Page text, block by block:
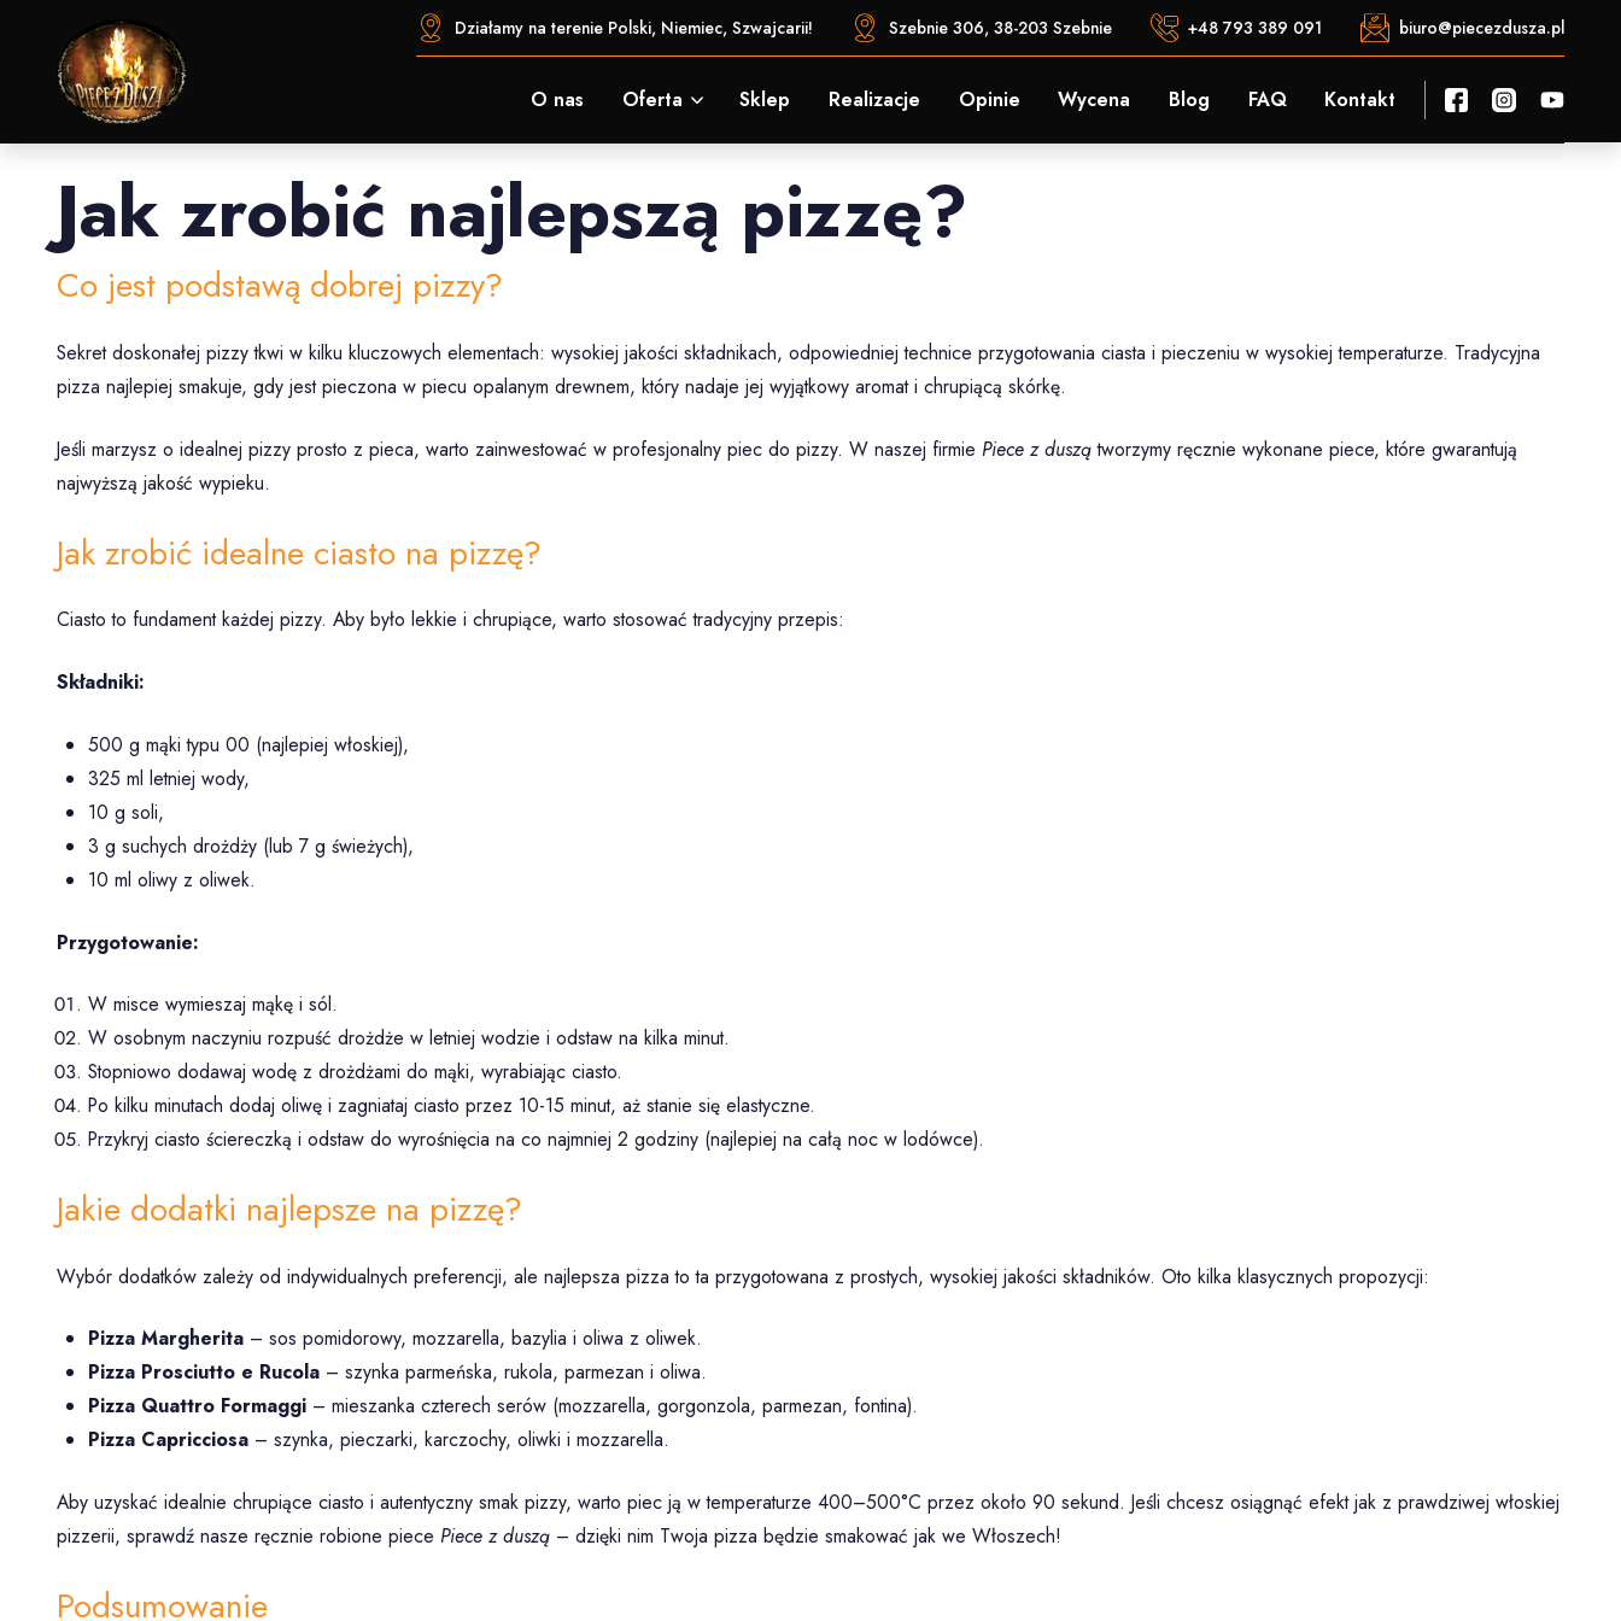
Działamy na terenie Polski, Niemiec, Szwajcarii! Szebnie 306, 38-203 Szebnie +48 793 389 091 biuro@piecezdusza.pl
O nas Oferta Sklep Realizacje Opinie Wycena Blog FAQ Kontakt
Jak zrobić najlepszą pizzę?
Co jest podstawą dobrej pizzy?
Sekret doskonałej pizzy tkwi w kilku kluczowych elementach: wysokiej jakości składnikach, odpowiedniej technice przygotowania ciasta i pieczeniu w wysokiej temperaturze. Tradycyjna
pizza najlepiej smakuje, gdy jest pieczona w piecu opalanym drewnem, który nadaje jej wyjątkowy aromat i chrupiącą skórkę.
Jeśli marzysz o idealnej pizzy prosto z pieca, warto zainwestować w profesjonalny piec do pizzy. W naszej firmiePiece z duszątworzymy ręcznie wykonane piece, które gwarantują
najwyższą jakość wypieku.
Jak zrobić idealne ciasto na pizzę?
Ciasto to fundament każdej pizzy. Aby było lekkie i chrupiące, warto stosować tradycyjny przepis:
Składniki:
500 g mąki typu 00 (najlepiej włoskiej),
325 ml letniej wody,
10 g soli,
3 g suchych drożdży (lub 7 g świeżych),
10 ml oliwy z oliwek.
Przygotowanie:
W misce wymieszaj mąkę i sól.
W osobnym naczyniu rozpuść drożdże w letniej wodzie i odstaw na kilka minut.
Stopniowo dodawaj wodę z drożdżami do mąki, wyrabiając ciasto.
Po kilku minutach dodaj oliwę i zagniataj ciasto przez 10-15 minut, aż stanie się elastyczne.
Przykryj ciasto ściereczką i odstaw do wyrośnięcia na co najmniej 2 godziny (najlepiej na całą noc w lodówce).
Jakie dodatki najlepsze na pizzę?
Wybór dodatków zależy od indywidualnych preferencji, ale najlepsza pizza to ta przygotowana z prostych, wysokiej jakości składników. Oto kilka klasycznych propozycji:
Pizza Margherita – sos pomidorowy, mozzarella, bazylia i oliwa z oliwek.
Pizza Prosciutto e Rucola – szynka parmeńska, rukola, parmezan i oliwa.
Pizza Quattro Formaggi – mieszanka czterech serów (mozzarella, gorgonzola, parmezan, fontina).
Pizza Capricciosa – szynka, pieczarki, karczochy, oliwki i mozzarella.
Aby uzyskać idealnie chrupiące ciasto i autentyczny smak pizzy, warto piec ją w temperaturze 400–500°C przez około 90 sekund. Jeśli chcesz osiągnąć efekt jak z prawdziwej włoskiej
pizzerii, sprawdź nasze ręcznie robione piecePiece z duszą – dzięki nim Twoja pizza będzie smakować jak we Włoszech!
Podsumowanie